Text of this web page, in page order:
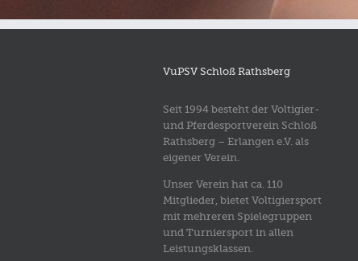
VuPSV Schloß Rathsberg
Seit 1994 besteht der Voltigier-
und Pferdesportverein Schloß
Rathsberg – Erlangen e.V. als
eigener Verein.
Unser Verein hat ca. 110
Mitglieder, bietet Voltigiersport
mit mehreren Spielegruppen
und Turniersport in allen
Leistungsklassen.